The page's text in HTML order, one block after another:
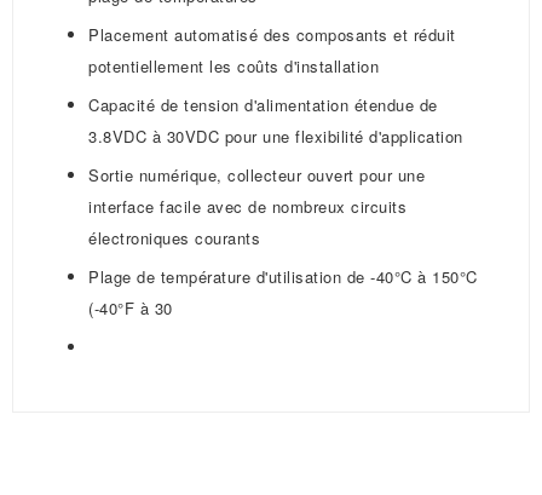
Placement automatisé des composants et réduit
potentiellement les coûts d'installation
Capacité de tension d'alimentation étendue de
3.8VDC à 30VDC pour une flexibilité d'application
Sortie numérique, collecteur ouvert pour une
interface facile avec de nombreux circuits
électroniques courants
Plage de température d'utilisation de -40°C à 150°C
(-40°F à 30